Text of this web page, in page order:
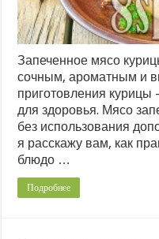
Запеченное мясо
сочным, ароматным и
приготовления
для здоровья. Мясо
без использования
я расскажу вам, как
блюдо …
Подробнее